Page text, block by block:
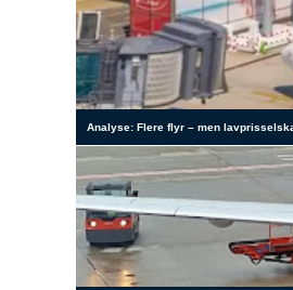
Analyse: Flere flyr – men